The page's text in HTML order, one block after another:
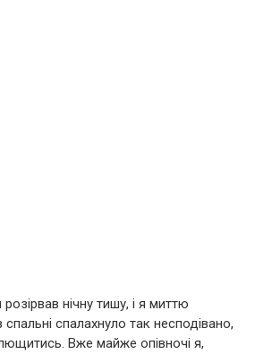
розірвав нічну тишу, і я миттю
спалахнуло так несподівано,
Вже майже опівночі я,